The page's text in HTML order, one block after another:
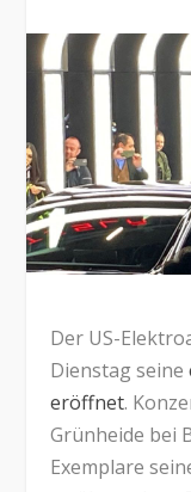
Der US-
Dienstag seine
eröffnet.
Grünheide bei
Exemplare